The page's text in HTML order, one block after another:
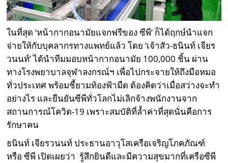
ในที่สุด ‘หน้ากากอนามัยแจกฟรีของ ซีพี’ ก็ได้ฤกษ์นำแจก
จ่ายให้กับบุคลากรทางแพทย์แล้ว โดย ‘เจ้าสัว-ธนินท์ เจียร
วนนท์’ ได้นำทีมมอบหน้ากากอนามัย 100,000 ชิ้น ผ่าน
ทางโรงพยาบาลจุฬาลงกรณ์ฯ เพื่อไปกระจายให้ถึงมือหมอ
ทั่วประเทศ พร้อมชี้ยามท้องฟ้ามืด ต้องคิดว่าเมื่อสว่างจะทำ
อย่างไร และยืนยันซีพีทั่วโลกไม่เลิกจ้างพนักงานจาก
สถานการณ์โควิด-19 เพราะสมบัติที่ล้ำค่าที่สุดนั่นคือการ
รักษาคน
ธนินท์ เจียรวนนท์ ประธานอาวุโสเครือเจริญโภคภัณฑ์
หรือ ซีพี เปิดเผยว่า รู้สึกยินดีและมีความสุขมากที่เครือซีพี